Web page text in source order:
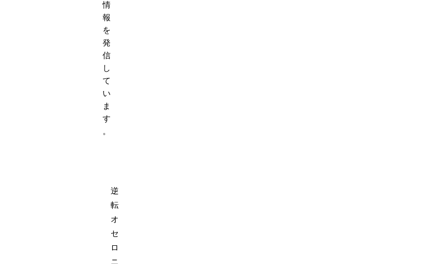
情
報
を
発
信
し
て
い
ま
す
。
逆
転
オ
セ
ロ
ニ